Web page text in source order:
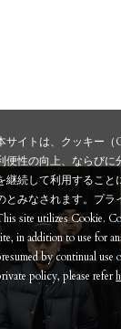
サイトは、クッキー（
便性の向上、ならびに
継続して利用すること
とみなされます。プラ
site utilizes Cookie.
in addition to use for
by continual
policy, please refer